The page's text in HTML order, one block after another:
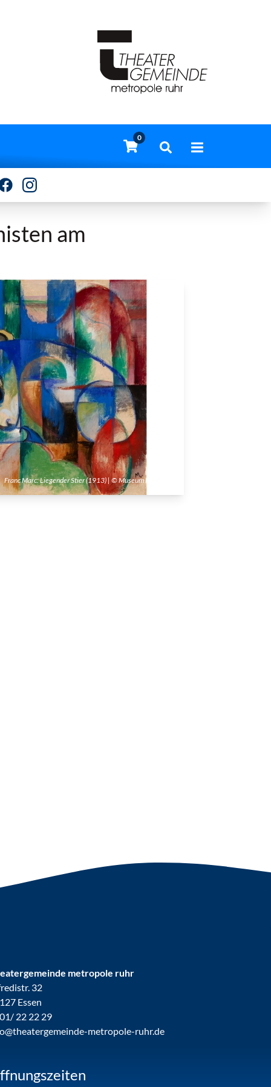
0
am
Franc Marc: Liegender Stier (1913) | © Museum Folkwang
metropole ruhr
32
Essen
22 22 29
metropole-ruhr.de